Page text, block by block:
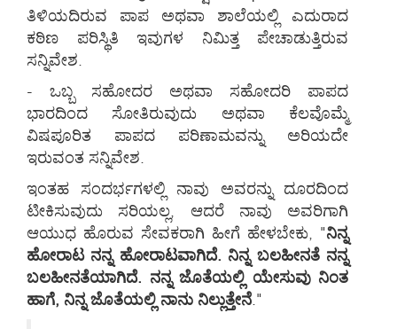
ತಿಳಿಯದಿರುವ ಪಾಪ ಅಥವಾ ಶಾಲೆಯಲ್ಲಿ ಎದುರಾದ
ಕಠಿಣ ಪರಿಸ್ಥಿತಿ ಇವುಗಳ ನಿಮಿತ್ತ ಪೇಚಾಡುತ್ತಿರುವ
ಸನ್ನಿವೇಶ.
- ಒಬ್ಬ ಸಹೋದರ ಅಥವಾ ಸಹೋದರಿ ಪಾಪದ
ಭಾರದಿಂದ ಸೋತಿರುವುದು ಅಥವಾ ಕೆಲವೊಮ್ಮೆ
ವಿಷಪೂರಿತ ಪಾಪದ ಪರಿಣಾಮವನ್ನು ಅರಿಯದೇ
ಇರುವಂತ ಸನ್ನಿವೇಶ.
ಇಂತಹ ಸಂದರ್ಭಗಳಲ್ಲಿ ನಾವು ಅವರನ್ನು ದೂರದಿಂದ
ಟೀಕಿಸುವುದು ಸರಿಯಲ್ಲ, ಆದರೆ ನಾವು ಅವರಿಗಾಗಿ
ಆಯುಧ ಹೊರುವ ಸೇವಕರಾಗಿ ಹೀಗೆ ಹೇಳಬೇಕು, "ನಿನ್ನ
ಹೋರಾಟ ನನ್ನ ಹೋರಾಟವಾಗಿದೆ. ನಿನ್ನ ಬಲಹೀನತೆ ನನ್ನ
ಬಲಹೀನತೆಯಾಗಿದೆ. ನನ್ನ ಜೊತೆಯಲ್ಲಿ ಯೇಸುವು ನಿಂತ
ಹಾಗೆ, ನಿನ್ನ ಜೊತೆಯಲ್ಲಿ ನಾನು ನಿಲ್ಲುತ್ತೇನೆ ."